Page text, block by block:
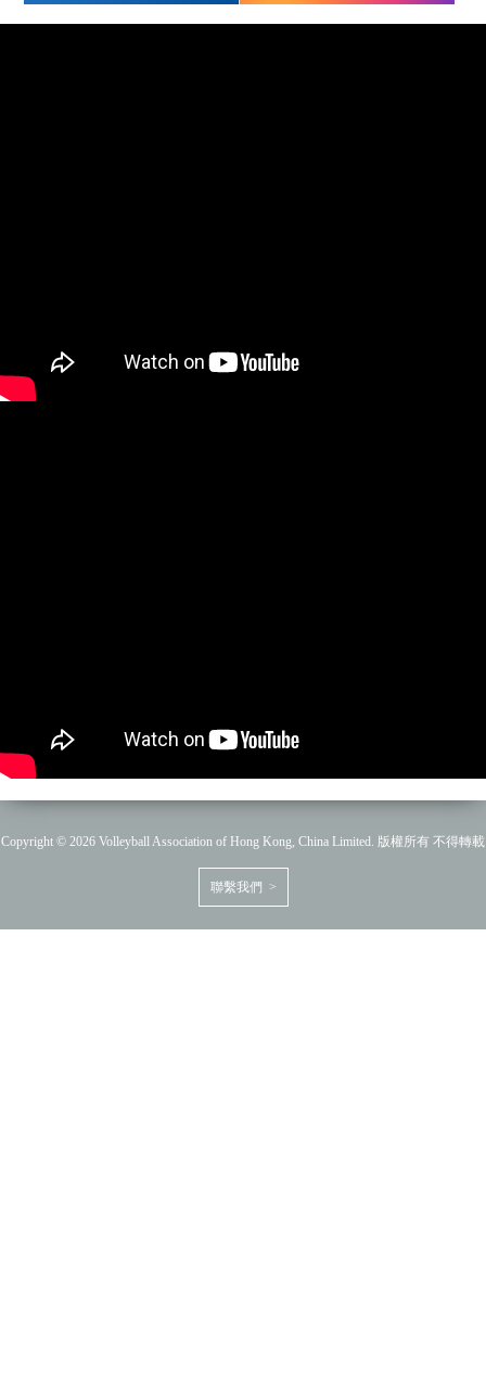
Copyright © 2026 Volleyball Association of Hong Kong, China Limited. 版權所有 不得轉載
聯繫我們 >